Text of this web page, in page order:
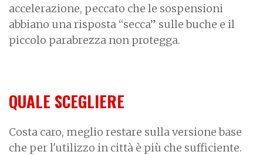
accelerazione, peccato che le sospensioni
abbiano una risposta “secca” sulle buche e il
piccolo parabrezza non protegga.
QUALE SCEGLIERE
Costa caro, meglio restare sulla versione base
che per l'utilizzo in città è più che sufficiente.